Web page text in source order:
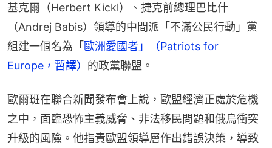
基克爾（Herbert Kickl）、捷克前總理巴比什
（Andrej Babis）領導的中間派「不滿公民行動」黨
組建一個名為「歐洲愛國者」（Patriots for
Europe，暫譯） 的政黨聯盟。
歐爾班在聯合新聞發布會上說，歐盟經濟正處於危機
之中，面臨恐怖主義威脅、非法移民問題和俄烏衝突
升級的風險。他指責歐盟領導層作出錯誤決策，導致